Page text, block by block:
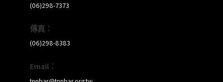
(06)298-7373
傳真：
(06)298-8383
Email：